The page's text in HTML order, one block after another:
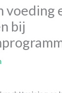
voeding
bij